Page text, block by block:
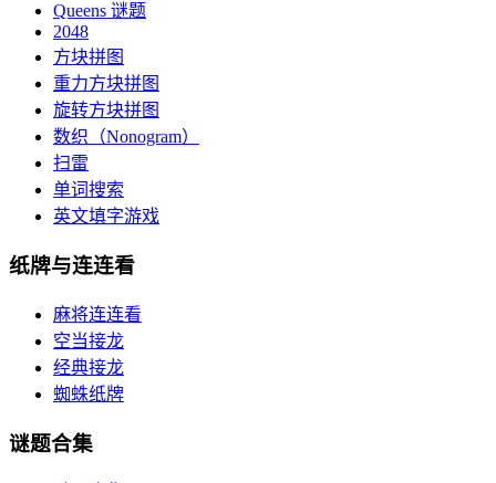
Queens 谜题
2048
方块拼图
重力方块拼图
旋转方块拼图
数织（Nonogram）
扫雷
单词搜索
英文填字游戏
纸牌与连连看
麻将连连看
空当接龙
经典接龙
蜘蛛纸牌
谜题合集